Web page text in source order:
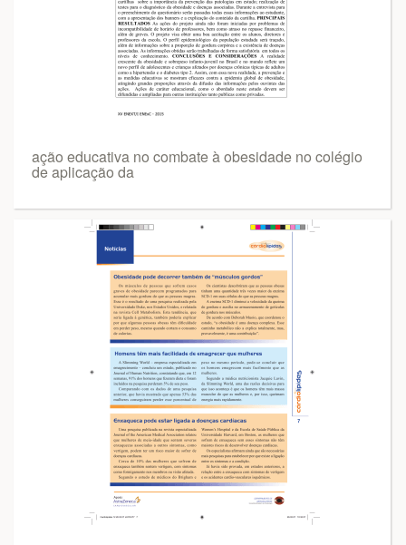
ação educativa no combate à obesidade no colégio
de aplicação da